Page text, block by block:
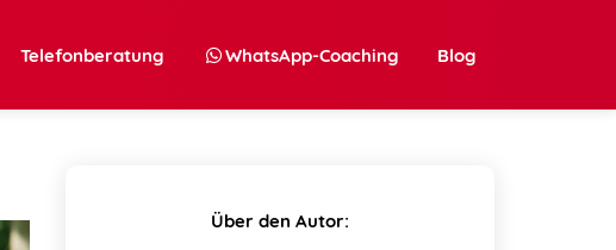
Telefonberatung WhatsApp-Coaching Blog
Über den Autor: